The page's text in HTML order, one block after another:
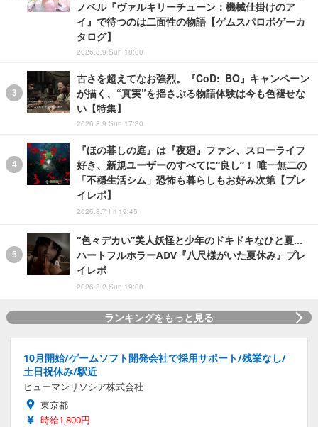
ノベル『ヴァルキリーチューン：機械仕掛けのア
イ』で待つのは二面性の物語【ゲムスパロボゲーカ
タログ】
2026.8.9 Sun 18:00
古さを超えてなお強烈。『CoD: BO』キャンペーン
が描く、“真実”を揺さぶる物語体験は今も色褪せな
い【特集】
2026.8.9 Sun 17:30
『ほの暮しの庭』は『夜廻』ファン、スローライフ
好き、新規ユーザーのすべてに“良し”！ 唯一無二の
「不穏生活シム」恐怖も暮らしもお好み次第【プレ
イレポ】
2026.8.7 Fri 19:45
“色々デカい”美人妖怪と少年のドキドキなひと夏…
ハートフルホラーADV『八尺様がいた夏休み』プレ
イレポ
2026.8.2 Sun 19:00
ランキングをもっと見る
10月開始/ゲームソフト開発会社で採用サポート/残業なし/
土日祝休み/駅近
ヒューマンリソシア株式会社
東京都
時給1,800円